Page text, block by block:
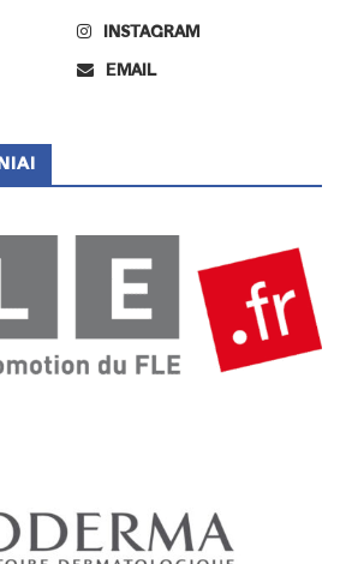
INSTAGRAM
EMAIL